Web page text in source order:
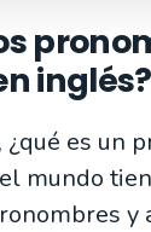
inglés?
es un
mundo
y